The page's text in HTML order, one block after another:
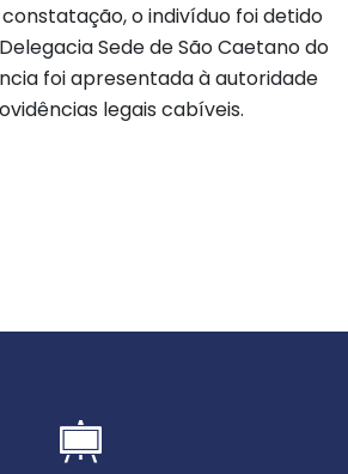
o indivíduo foi detido
Sede de São Caetano do
foi apresentada à autoridade
legais cabíveis.